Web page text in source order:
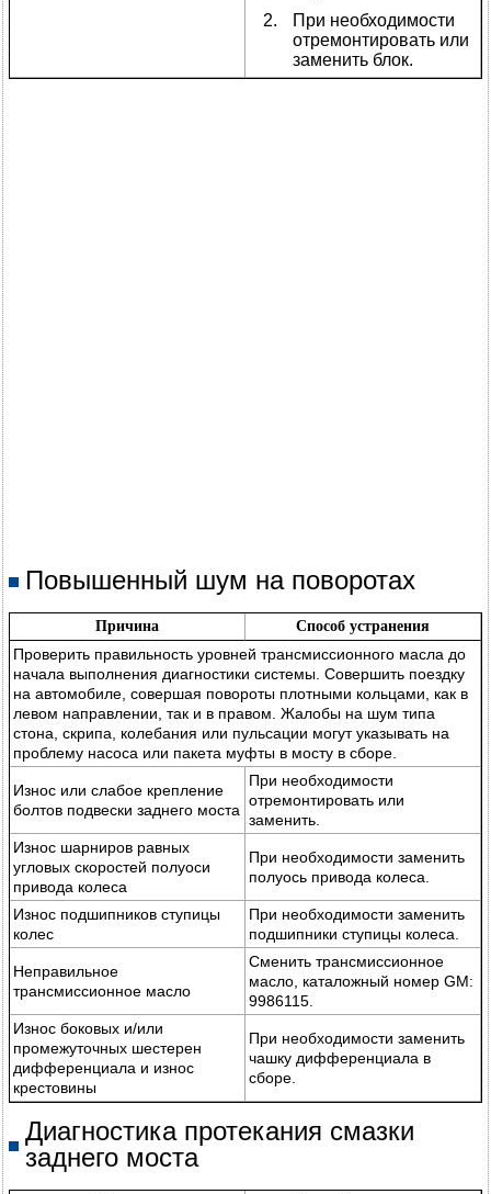
При необходимости
отремонтировать или
заменить блок.
Повышенный шум на поворотах
Причина Способ устранения
Проверить правильность уровней трансмиссионного масла до
начала выполнения диагностики системы. Совершить поездку
на автомобиле, совершая повороты плотными кольцами, как в
левом направлении, так и в правом. Жалобы на шум типа
стона, скрипа, колебания или пульсации могут указывать на
проблему насоса или пакета муфты в мосту в сборе.
Износ или слабое крепление
болтов подвески заднего моста
При необходимости
отремонтировать или
заменить.
Износ шарниров равных
угловых скоростей полуоси
привода колеса
При необходимости заменить
полуось привода колеса.
Износ подшипников ступицы
колес
При необходимости заменить
подшипники ступицы колеса.
Неправильное
трансмиссионное масло
Сменить трансмиссионное
масло, каталожный номер GM:
9986115.
Износ боковых и/или
промежуточных шестерен
дифференциала и износ
крестовины
При необходимости заменить
чашку дифференциала в
сборе.
Диагностика протекания смазки
заднего моста